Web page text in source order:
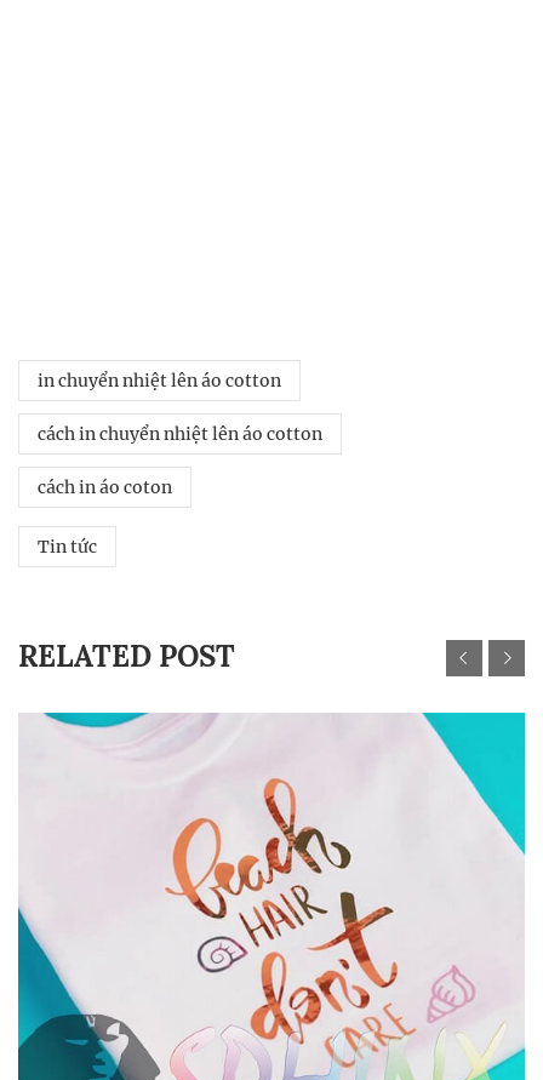
in chuyển nhiệt lên áo cotton
cách in chuyển nhiệt lên áo cotton
cách in áo coton
Tin tức
RELATED POST